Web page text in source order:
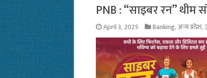
PNB : “साइबर रन” थीम
April 3, 2025 Banking,अन्य प्रदेश,